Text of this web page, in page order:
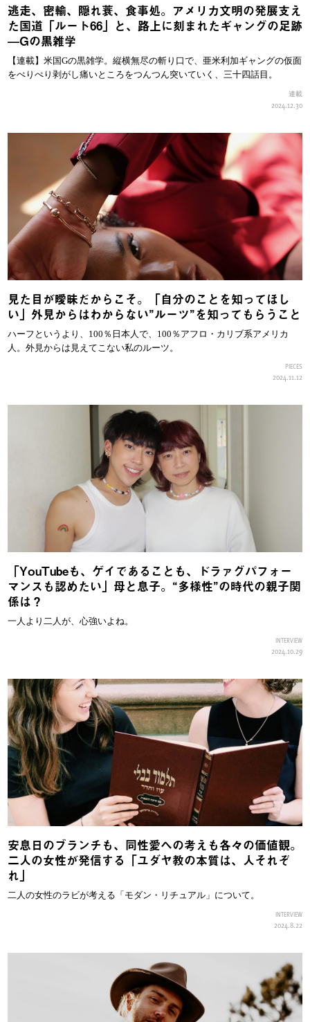
逃走、密輸、隠れ蓑、食事処。アメリカ文明の発展支え
た国道「ルート66」と、路上に刻まれたギャングの足跡
—Gの黒雑学
【連載】米国Gの黒雑学。縦横無尽の斬り口で、亜米利加ギャングの仮面
をぺりぺり剥がし痛いところをつんつん突いていく、三十四話目。
連載
2024.12.30
見た目が曖昧だからこそ。「自分のことを知ってほし
い」外見からはわからない”ルーツ”を知ってもらうこと
ハーフというより、100％日本人で、100％アフロ・カリブ系アメリカ
人。外見からは見えてこない私のルーツ。
PIECES
2024.11.12
「YouTubeも、ゲイであることも、ドラァグパフォー
マンスも認めたい」母と息子。“多様性”の時代の親子関
係は？
一人より二人が、心強いよね。
INTERVIEW
2024.10.29
安息日のブランチも、同性愛への考えも各々の価値観。
二人の女性が発信する「ユダヤ教の本質は、人それぞ
れ」
二人の女性のラビが考える「モダン・リチュアル」について。
INTERVIEW
2024.8.22